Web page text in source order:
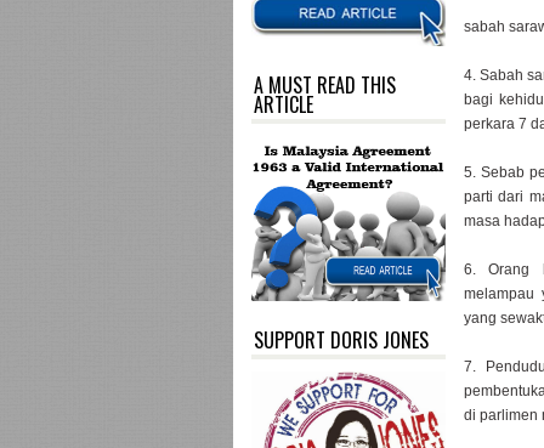
A MUST READ THIS
ARTICLE
SUPPORT DORIS JONES
sabah
4. Sabah
bagi
perkara 7
5. Sebab
parti dari
masa
6. Orang
melampau
yang
7.
di parlimen